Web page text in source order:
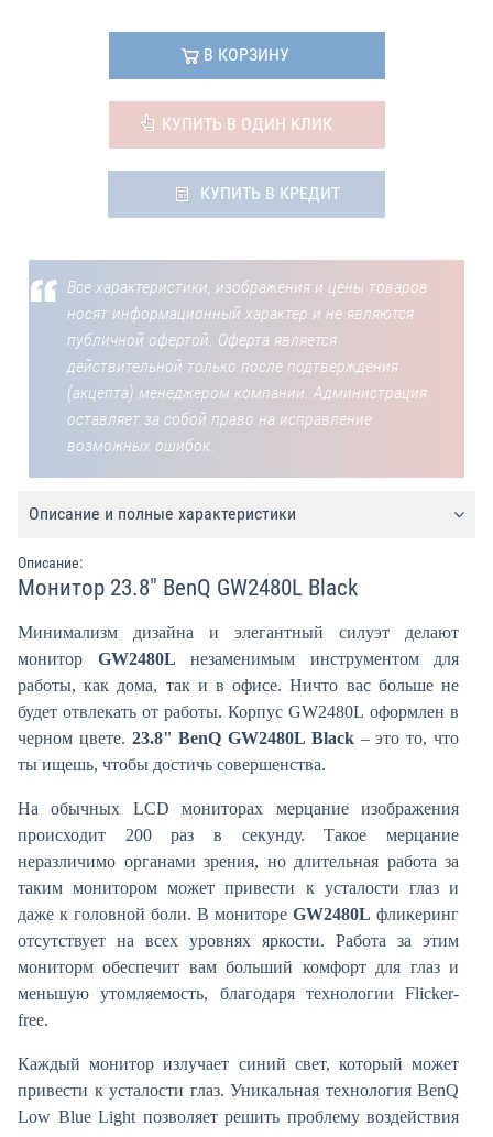
В КОРЗИНУ
КУПИТЬ В ОДИН КЛИК
КУПИТЬ В КРЕДИТ
Все характеристики, изображения и цены товаров
носят информационный характер и не являются
публичной офертой. Оферта является
действительной только после подтверждения
(акцепта) менеджером компании. Администрация
оставляет за собой право на исправление
возможных ошибок.
Описание и полные характеристики
Описание:
Монитор 23.8" BenQ GW2480L Black
Минимализм дизайна и элегантный силуэт делают
монитор GW2480L незаменимым инструментом для
работы, как дома, так и в офисе. Ничто вас больше не
будет отвлекать от работы. Корпус GW2480L оформлен в
черном цвете. 23.8" BenQ GW2480L Black– это то, что
ты ищешь, чтобы достичь совершенства.
На обычных LCD мониторах мерцание изображения
происходит 200 раз в секунду. Такое мерцание
неразличимо органами зрения, но длительная работа за
таким монитором может привести к усталости глаз и
даже к головной боли. В мониторе GW2480L фликеринг
отсутствует на всех уровнях яркости. Работа за этим
мониторм обеспечит вам больший комфорт для глаз и
меньшую утомляемость, благодаря технологии Flicker-
free.
Каждый монитор излучает синий свет, который может
привести к усталости глаз. Уникальная технология BenQ
Low Blue Light позволяет решить проблему воздействия